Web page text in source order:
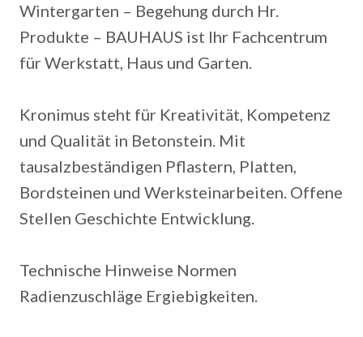
Wintergarten – Begehung durch Hr.
Produkte – BAUHAUS ist Ihr Fachcentrum
für Werkstatt, Haus und Garten.
Kronimus steht für Kreativität, Kompetenz
und Qualität in Betonstein. Mit
tausalzbeständigen Pflastern, Platten,
Bordsteinen und Werksteinarbeiten. Offene
Stellen Geschichte Entwicklung.
Technische Hinweise Normen
Radienzuschläge Ergiebigkeiten.